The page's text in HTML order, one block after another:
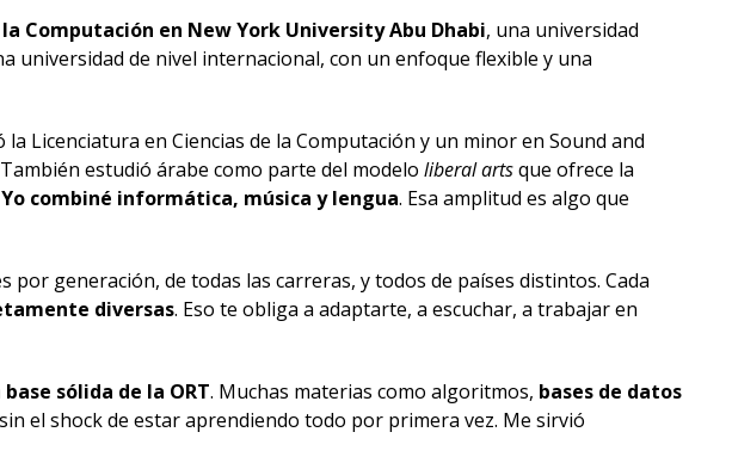
Computación en New York University Abu Dhabi, una universidad
universidad de nivel internacional, con un enfoque flexible y una
Licenciatura en Ciencias de la Computación y un minor en Sound and
estudió árabe como parte del modelo liberal artsque ofrece la
Yo combiné informática, música y lengua. Esa amplitud es algo que
por generación, de todas las carreras, y todos de países distintos. Cada
diversas. Eso te obliga a adaptarte, a escuchar, a trabajar en
sólida de la ORT. Muchas materias como algoritmos, bases de datos
el shock de estar aprendiendo todo por primera vez. Me sirvió